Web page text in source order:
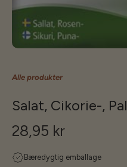
Alle produkter
Salat, Cikorie-,
28,95 kr
Bæredygtig emballage